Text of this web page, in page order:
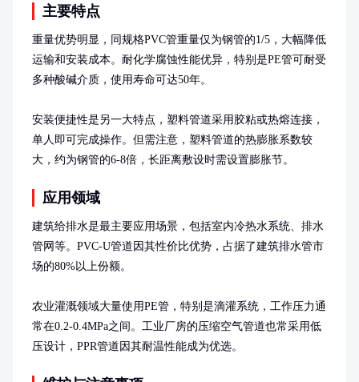
主要特点
重量优势明显，同规格PVC管重量仅为钢管的1/5，大幅降低
运输和安装成本。耐化学腐蚀性能优异，特别是PE管可耐受
多种酸碱介质，使用寿命可达50年。
安装便捷性是另一大特点，塑料管道采用胶粘或热熔连接，
单人即可完成操作。但需注意，塑料管道的热膨胀系数较
大，约为钢管的6-8倍，长距离敷设时需设置膨胀节。
应用领域
建筑给排水是最主要应用场景，包括室内冷热水系统、排水
管网等。PVC-U管道因其性价比优势，占据了建筑排水管市
场的80%以上份额。
农业灌溉领域大量使用PE管，特别是滴灌系统，工作压力通
常在0.2-0.4MPa之间。工业厂房的压缩空气管道也常采用低
压设计，PPR管道因其耐温性能成为优选。